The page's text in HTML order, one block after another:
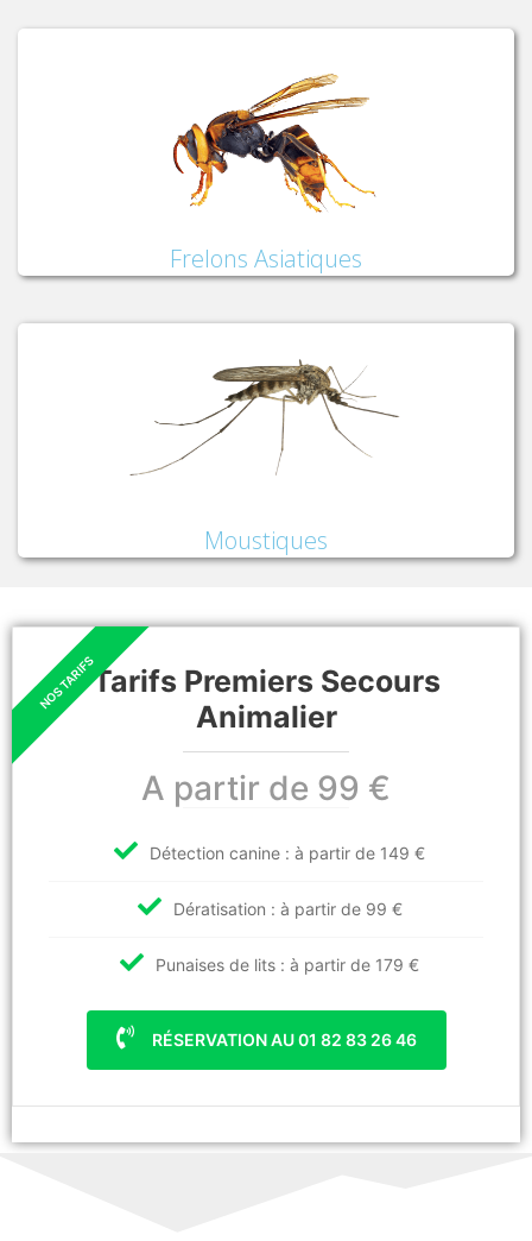
Frelons Asiatiques
Moustiques
Tarifs Premiers Secours
Animalier
A partir de 99 €
Détection canine : à partir de 149 €
Dératisation : à partir de 99 €
Punaises de lits : à partir de 179 €
RÉSERVATION AU 01 82 83 26 46